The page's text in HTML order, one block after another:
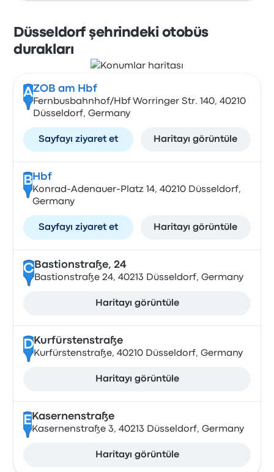
Düsseldorf şehrindeki otobüs
durakları
AZOB am Hbf
Fernbusbahnhof/Hbf Worringer Str. 140, 40210
Düsseldorf, Germany
Sayfayı ziyaret et Haritayı görüntüle
B Hbf
Konrad-Adenauer-Platz 14, 40210 Düsseldorf,
Germany
Sayfayı ziyaret et Haritayı görüntüle
CBastionstraße, 24
Bastionstraße 24, 40213 Düsseldorf, Germany
Haritayı görüntüle
DKurfürstenstraße
Kurfürstenstraße, 40210 Düsseldorf, Germany
Haritayı görüntüle
E Kasernenstraße
Kasernenstraße 3, 40213 Düsseldorf, Germany
Haritayı görüntüle